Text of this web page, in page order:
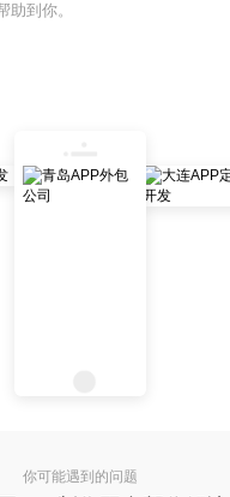
助到你。
你可能遇到的问题